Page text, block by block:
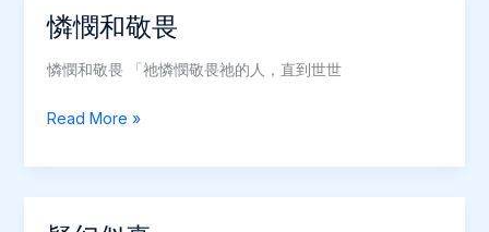
全
憐憫和敬畏
憐憫和敬畏 「祂憐憫敬畏祂的人，直到世世
憐
和
畏
Read More »